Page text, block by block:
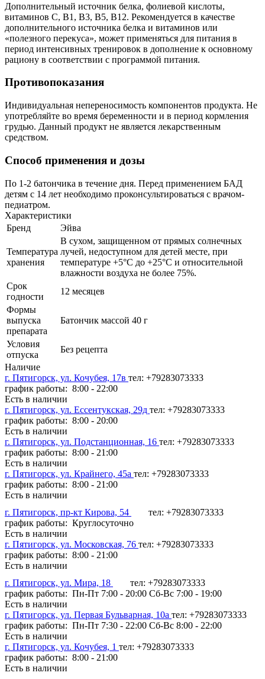
Дополнительный источник белка, фолиевой кислоты,
витаминов С, В1, В3, В5, В12. Рекомендуется в качестве
дополнительного источника белка и витаминов или
«полезного перекуса», может применяться для питания в
период интенсивных тренировок в дополнение к основному
рациону в соответствии с программой питания.
Противопоказания
Индивидуальная непереносимость компонентов продукта. Не
употребляйте во время беременности и в период кормления
грудью. Данный продукт не является лекарственным
средством.
Способ применения и дозы
По 1-2 батончика в течение дня. Перед применением БАД
детям с 14 лет необходимо проконсультироваться с врачом-
педиатром.
Характеристики
Бренд
Эйва
Температура
хранения
В сухом, защищенном от прямых солнечных
лучей, недоступном для детей месте, при
температуре +5°С до +25°С и относительной
влажности воздуха не более 75%.
Срок
годности
12 месяцев
Формы
выпуска
препарата
Батончик массой 40 г
Условия
отпуска
Без рецепта
Наличие
г. Пятигорск, ул. Кочубея, 17в тел: +79283073333
график работы: 8:00 - 22:00
Есть в наличии
г. Пятигорск, ул. Ессентукская, 29д тел: +79283073333
график работы: 8:00 - 20:00
Есть в наличии
г. Пятигорск, ул. Подстанционная, 16 тел: +79283073333
график работы: 8:00 - 21:00
Есть в наличии
г. Пятигорск, ул. Крайнего, 45а тел: +79283073333
график работы: 8:00 - 21:00
Есть в наличии
г. Пятигорск, пр-кт Кирова, 54
тел: +79283073333
график работы: Круглосуточно
Есть в наличии
г. Пятигорск, ул. Московская, 76 тел: +79283073333
график работы: 8:00 - 21:00
Есть в наличии
г. Пятигорск, ул. Мира, 18
тел: +79283073333
график работы: Пн-Пт 7:00 - 20:00 Сб-Вс 7:00 - 19:00
Есть в наличии
г. Пятигорск, ул. Первая Бульварная, 10а тел: +79283073333
график работы: Пн-Пт 7:30 - 22:00 Сб-Вс 8:00 - 22:00
Есть в наличии
г. Пятигорск, ул. Кочубея, 1 тел: +79283073333
график работы: 8:00 - 21:00
Есть в наличии